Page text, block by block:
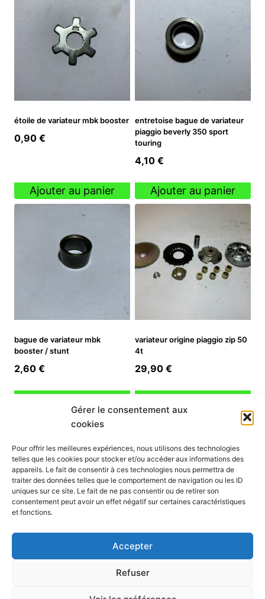
Gérer le consentement aux
cookies
Pour offrir les meilleures expériences, nous utilisons des technologies
telles que les cookies pour stocker et/ou accéder aux informations des
appareils. Le fait de consentir à ces technologies nous permettra de
traiter des données telles que le comportement de navigation ou les ID
uniques sur ce site. Le fait de ne pas consentir ou de retirer son
consentement peut avoir un effet négatif sur certaines caractéristiques
et fonctions.
Accepter
Refuser
étoile de variateur mbk booster
0,90 €
Ajouter au panier
entretoise bague de variateur
piaggio beverly 350 sport
touring
4,10 €
Ajouter au panier
bague de variateur mbk
booster / stunt
2,60 €
variateur origine piaggio zip 50
4t
29,90 €
INFORMATION
Mon compte
Nous contacter
Mode paiement
Nos services
Politique de confidentialité
Politique de cookies (UE)